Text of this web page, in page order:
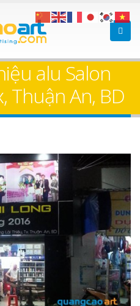
alu Salon
Thuận An, BD